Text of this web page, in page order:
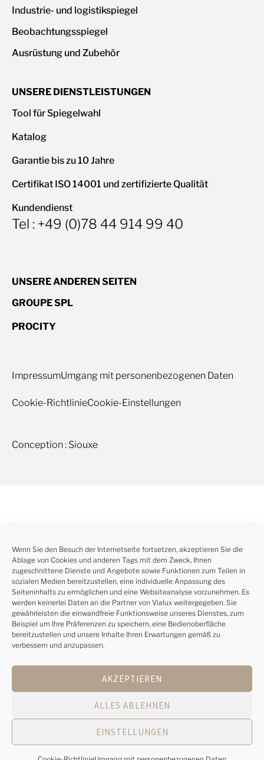
Wenn Sie den Besuch der Internetseite fortsetzen, akzeptieren Sie die
Ablage von Cookies und anderen Tags mit dem Zweck, Ihnen
zugeschnittene Dienste und Angebote sowie Funktionen zum Teilen in
sozialen Medien bereitzustellen, eine individuelle Anpassung des
Seiteninhalts zu ermöglichen und eine Websiteanalyse vorzunehmen. Es
werden keinerlei Daten an die Partner von Vialux weitergegeben. Sie
gewährleisten die einwandfreie Funktionsweise unseres Dienstes, zum
Beispiel um Ihre Präferenzen zu speichern, eine Bedienoberfläche
bereitzustellen und unsere Inhalte Ihren Erwartungen gemäß zu
verbessern und anzupassen.
AKZEPTIEREN
ALLES ABLEHNEN
EINSTELLUNGEN
Industrie- und logistikspiegel
Beobachtungsspiegel
Ausrüstung und Zubehör
UNSERE DIENSTLEISTUNGEN
Tool für Spiegelwahl
Katalog
Garantie bis zu 10 Jahre
Certifikat ISO 14001 und zertifizierte Qualität
Kundendienst
Tel : +49 (0)78 44 914 99 40
UNSERE ANDEREN SEITEN
GROUPE SPL
PROCITY
ImpressumUmgang mit personenbezogenen Daten
Cookie-RichtlinieCookie-Einstellungen
Conception : Siouxe